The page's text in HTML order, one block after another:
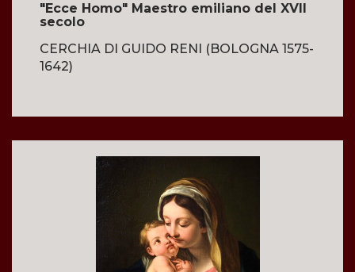
"Ecce Homo" Maestro emiliano del XVII
secolo
CERCHIA DI GUIDO RENI (BOLOGNA 1575-
1642)